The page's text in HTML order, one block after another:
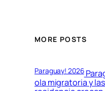
MORE POSTS
Paraguay! 2026
ola migratoria y